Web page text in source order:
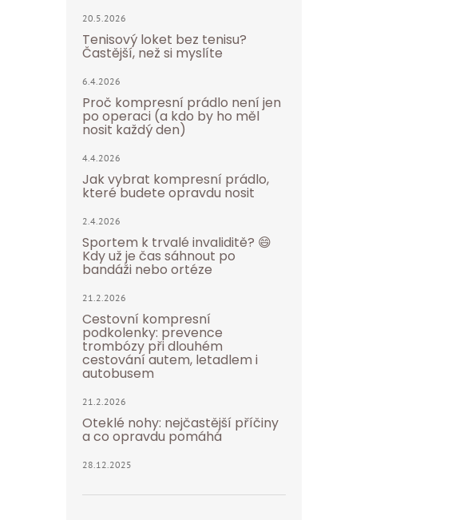
20.5.2026
Tenisový loket bez tenisu?
Častější, než si myslíte
6.4.2026
Proč kompresní prádlo není jen
po operaci (a kdo by ho měl
nosit každý den)
4.4.2026
Jak vybrat kompresní prádlo,
které budete opravdu nosit
2.4.2026
Sportem k trvalé invaliditě? 😄
Kdy už je čas sáhnout po
bandáži nebo ortéze
21.2.2026
Cestovní kompresní
podkolenky: prevence
trombózy při dlouhém
cestování autem, letadlem i
autobusem
21.2.2026
Oteklé nohy: nejčastější příčiny
a co opravdu pomáhá
28.12.2025